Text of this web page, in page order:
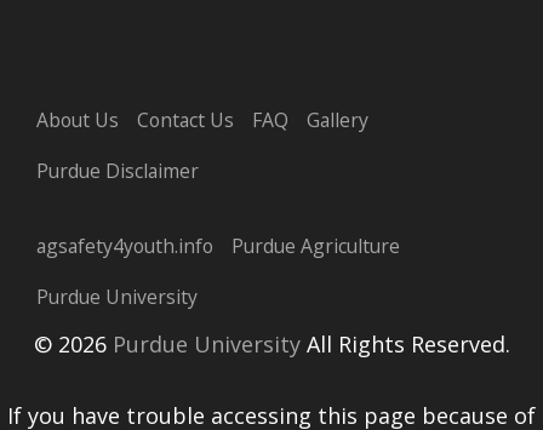
About Us Contact Us FAQ
Gallery
Purdue Disclaimer
agsafety4youth.info
Purdue Agriculture
Purdue University
© 2026Purdue UniversityAll Rights Reserved.
If you have trouble accessing this page because of